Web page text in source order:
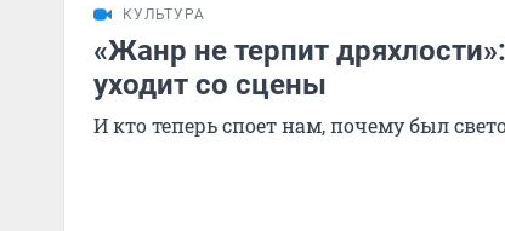
КУЛЬТУРА
«Жанр не терпит
уходит со сцены
И кто теперь споет нам, почему был